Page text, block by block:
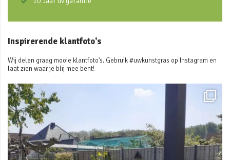
Inspirerende klantfoto's
Wij delen graag mooie klantfoto's. Gebruik #uwkunstgras op Instagram en
laat zien waar je blij mee bent!